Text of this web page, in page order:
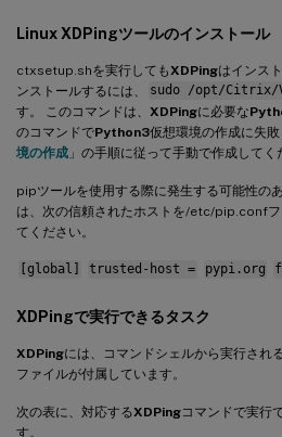
Linux XDPingツールのインストール
ctxsetup.shを実行してもXDPingはインス
ンストールするには、
sudo /opt/Citrix/
す。 このコマンドは、 XDPingに必要な
のコマンドでPython3仮想環境の作成に失
境の作成 」の手順に従って手動で作成してく
pipツールを使用する際に発生する可能性の
は、次の信頼されたホストを/etc/pip.confフ
てください。
[global] trusted-host = pypi.org
XDPingで実行できるタスク
XDPingには、コマンドシェルから実行され
ファイルが付属しています。
次の表に、対応するXDPingコマンドで実行
す。